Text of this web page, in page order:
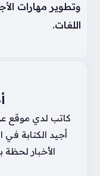
وتطوير مهارات
اللغات.
كاتب لدي موقع
أجيد الكتابة في
الأخبار